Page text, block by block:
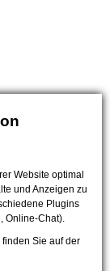
Website optimal
und Anzeigen zu
Plugins
Online-Chat).
Sie auf der